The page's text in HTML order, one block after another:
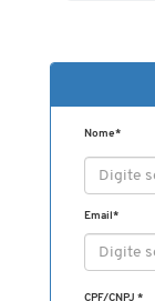
Nome*
Email*
CPF/CNPJ *